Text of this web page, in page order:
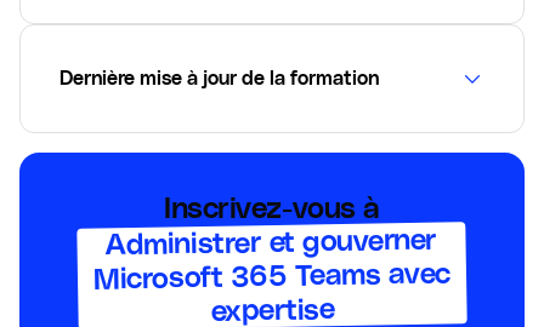
Dernière mise à jour de la formation
Inscrivez-vous à
Administrer et gouverner
Microsoft 365 Teams avec
expertise